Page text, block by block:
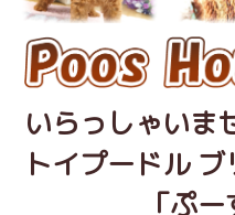
いらっしゃいま
トイプードル
「ぷーずハ